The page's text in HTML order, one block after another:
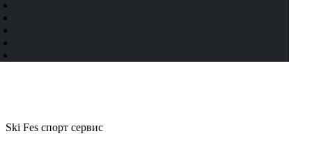
Ski Fes спорт сервис